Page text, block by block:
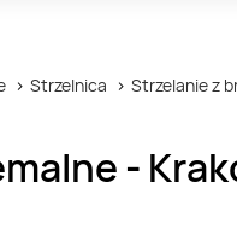
Strzelnica Strzelanie z
-